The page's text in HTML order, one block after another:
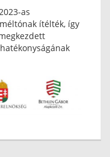
as
ítélték, így